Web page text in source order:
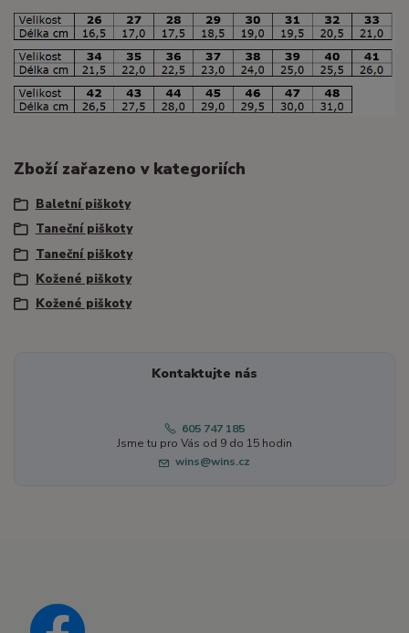
Zboží zařazeno v kategoriích
Baletní piškoty
Taneční piškoty
Taneční piškoty
Kožené piškoty
Kožené piškoty
Kontaktujte nás
605 747 185
Jsme tu pro Vás od 9 do 15 hodin
wins@wins.cz